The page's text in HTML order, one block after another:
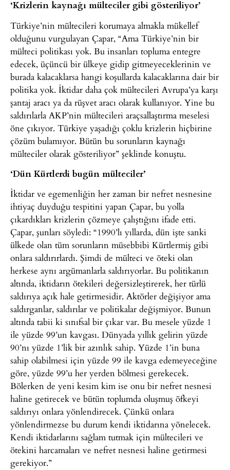
‘Krizlerin kaynağı mülteciler gibi gösteriliyor’
Türkiye’nin mültecileri korumaya almakla mükellef
olduğunu vurgulayan Çapar, “Ama Türkiye’nin bir
mülteci politikası yok. Bu insanları topluma entegre
edecek, üçüncü bir ülkeye gidip gitmeyeceklerinin ve
burada kalacaklarsa hangi koşullarda kalacaklarına dair bir
politika yok. İktidar daha çok mültecileri Avrupa’ya karşı
şantaj aracı ya da rüşvet aracı olarak kullanıyor. Yine bu
saldırılarla AKP’nin mültecileri araçsallaştırma meselesi
öne çıkıyor. Türkiye yaşadığı çoklu krizlerin hiçbirine
çözüm bulamıyor. Bütün bu sorunların kaynağı
mülteciler olarak gösteriliyor” şeklinde konuştu.
‘Dün Kürtlerdi bugün mülteciler’
İktidar ve egemenliğin her zaman bir nefret nesnesine
ihtiyaç duyduğu tespitini yapan Çapar, bu yolla
çıkardıkları krizlerin çözmeye çalıştığını ifade etti.
Çapar, şunları söyledi: “1990’lı yıllarda, dün işte sanki
ülkede olan tüm sorunların müsebbibi Kürtlermiş gibi
onlara saldırırlardı. Şimdi de mülteci ve öteki olan
herkese aynı argümanlarla saldırıyorlar. Bu politikanın
altında, iktidarın ötekileri değersizleştirerek, her türlü
saldırıya açık hale getirmesidir. Aktörler değişiyor ama
saldırganlar, saldırılar ve politikalar değişmiyor. Bunun
altında tabii ki sınıfsal bir çıkar var. Bu mesele yüzde 1
ile yüzde 99’un kavgası. Dünyada yıllık gelirin yüzde
90’nı yüzde 1’lik bir azınlık sahip. Yüzde 1’in buna
sahip olabilmesi için yüzde 99 ile kavga edemeyeceğine
göre, yüzde 99’u her yerden bölmesi gerekecek.
Bölerken de yeni kesim kim ise onu bir nefret nesnesi
haline getirecek ve bütün toplumda oluşmuş öfkeyi
saldırıyı onlara yönlendirecek. Çünkü onlara
yönlendirmezse bu durum kendi iktidarına yönelecek.
Kendi iktidarlarını sağlam tutmak için mültecileri ve
ötekini harcamaları ve nefret nesnesi haline getirmesi
gerekiyor.”